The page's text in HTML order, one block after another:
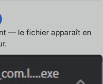
— le fichier apparaît en